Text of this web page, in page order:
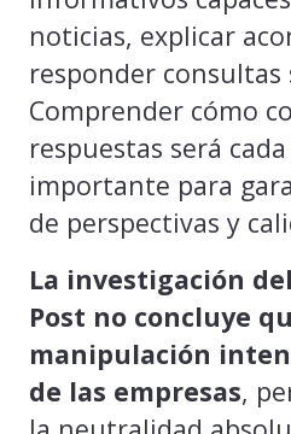
noticias, explicar
responder
Comprender cómo
respuestas será
importante para
de perspectivas y
La investigación
Post no concluye
manipulación
de las empresas,